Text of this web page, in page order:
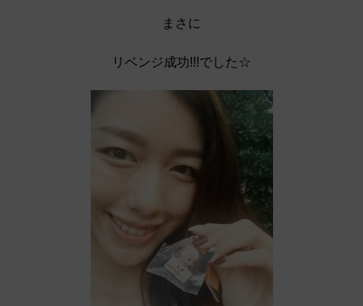
まさに
リベンジ成功!!!でした☆